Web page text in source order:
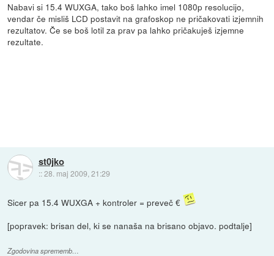
Nabavi si 15.4 WUXGA, tako boš lahko imel 1080p resolucijo,
vendar če misliš LCD postavit na grafoskop ne pričakovati izjemnih
rezultatov. Če se boš lotil za prav pa lahko pričakuješ izjemne
rezultate.
st0jko
::28. maj 2009, 21:29
Sicer pa 15.4 WUXGA + kontroler = preveč €
[popravek: brisan del, ki se nanaša na brisano objavo. podtalje]
Zgodovina sprememb…